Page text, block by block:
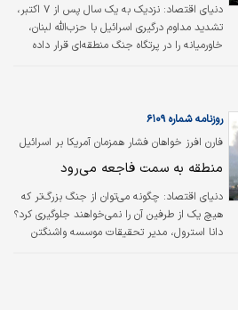
دنیای اقتصاد:
نزدیک به یک سال پس از ۷ اکتبر،
تشدید مداوم درگیری اسرائیل با حزب‌‌الله لبنان،
خاورمیانه را در پرتگاه جنگ منطقه‌‌ای قرار داده
عقب‌‌نشینی حزب الله می‌شود، اما این نوع
استراتژی یعنی «تشدید برای کاهش تنش» به
ندرت به نتایج مطلوب می‌‌رسد.
فارن افرز خواهان فشار همزمان آمریکا بر اسرائیل
و حزب‌الله شد
روزنامه شماره ۶۱۰۹
منطقه به سمت فاجعه می‌رود
دنیای اقتصاد: چگونه می‌توان از جنگ بزرگ‌تر که
هیچ یک از طرفین آن را نمی‌خواهند جلوگیری کرد؟
دانا استرول، مدیر تحقیقات موسسه واشنگتن